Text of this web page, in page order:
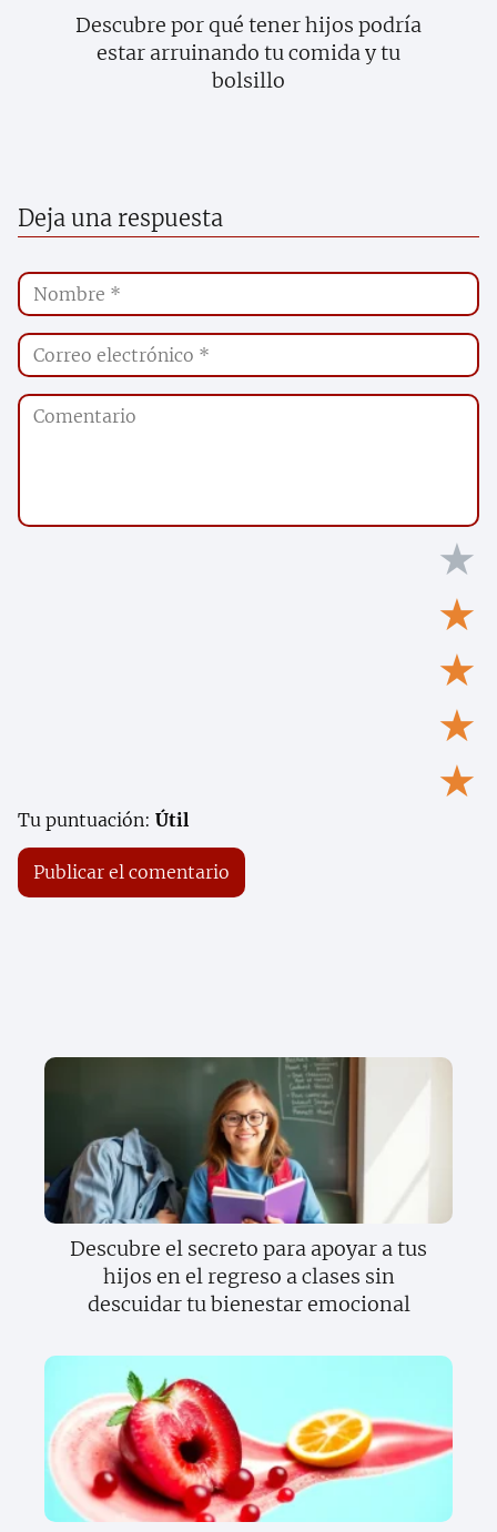
Descubre por qué tener hijos podría
estar arruinando tu comida y tu
bolsillo
Deja una respuesta
★
★
★
★
★
Tu puntuación: Útil
Descubre el secreto para apoyar a tus
hijos en el regreso a clases sin
descuidar tu bienestar emocional